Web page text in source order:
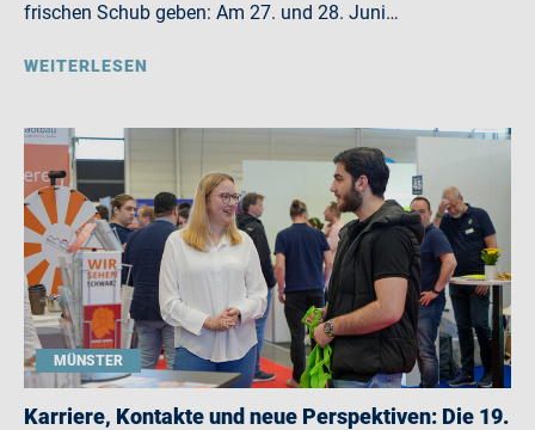
frischen Schub geben: Am 27. und 28. Juni…
WEITERLESEN
MÜNSTER
Karriere, Kontakte und neue Perspektiven: Die 19.